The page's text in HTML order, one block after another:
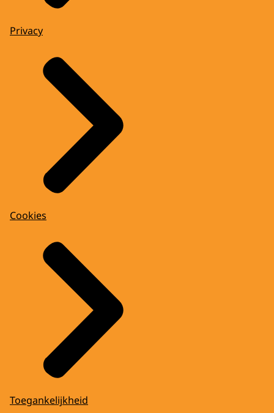
Privacy
Cookies
Toegankelijkheid